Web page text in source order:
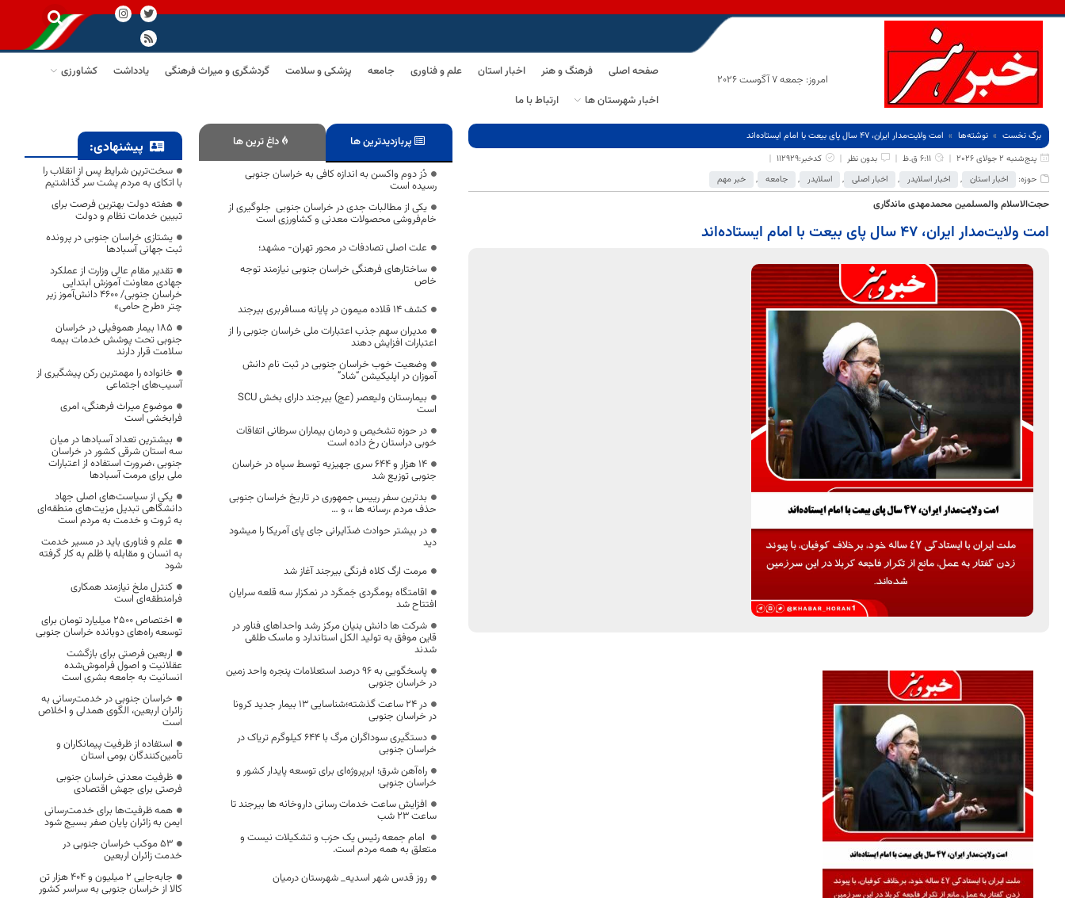
امروز: جمعه 7 آگوست 2026
صفحه اصلی فرهنگ و هنر اخبار استان علم و فناوری جامعه پزشکی و سلامت گردشگری و میراث فرهنگی یادداشت
کشاورزی
اخبار شهرستان ها
ارتباط با ما
برگ نخست نوشته‌ها
امت ولایت‌مدار ایران، 47 سال پای بیعت با امام ایستاده‌اند
پنج‌شنبه 2 جولای 2026
6:11 ق.ظ بدون نظر
کدخبر:112929
حوزه:
اخبار استان , اخبار اسلایدر , اخبار اصلی , اسلایدر , جامعه , خبر مهم
حجت‌الاسلام والمسلمین محمدمهدی ماندگاری
امت ولایت‌مدار ایران، 47 سال پای بیعت با امام ایستاده‌اند
پربازدیدترین ها داغ ترین ها
دُز دوم واکسن به اندازه‌ کافی به خراسان جنوبی
رسیده است
یکی از مطالبات جدی در خراسان جنوبی جلوگیری از
خام‌فروشی محصولات معدنی و کشاورزی است
علت اصلی تصادفات در محور تهران- مشهد؛
ساختارهای فرهنگی خراسان جنوبی نیازمند توجه
خاص
کشف ۱۴ قلاده میمون در پایانه مسافربری بیرجند
مدیران سهم جذب اعتبارات ملی خراسان جنوبی را از
اعتبارات افزایش دهند
وضعیت خوب خراسان جنوبی در ثبت نام دانش
آموزان در اپلیکیشن “شاد”
بیمارستان ولیعصر (عج) بیرجند دارای بخش SCU
است
در حوزه تشخیص و درمان بیماران سرطانی اتفاقات
خوبی دراستان رخ داده است
۱۴ هزار و ۶۴۴ سری جهیزیه توسط سپاه در خراسان
جنوبی توزیع شد
بدترین سفر رییس جمهوری در تاریخ خراسان جنوبی
حذف مردم ،رسانه ها ،، و …
در بیشتر حوادث ضدّایرانی جای پای آمریکا را میشود
دید
مرمت ارگ کلاه‌ فرنگی بیرجند آغاز شد
اقامتگاه بومگردی جَمکَرد در نمکزار سه قلعه سرایان
افتتاح شد
شرکت ها دانش بنیان مرکز رشد واحداهای فناور در
قاین موفق به تولید الکل استاندارد و ماسک طلقی
شدند
پاسخگویی به ۹۶ درصد استعلامات پنجره واحد زمین
در خراسان جنوبی
در 24 ساعت گذشته؛شناسایی 13 بیمار جدید کرونا
در خراسان جنوبی
دستگیری سوداگران مرگ با ۶۴۴ کیلوگرم تریاک در
خراسان جنوبی
راه‌آهن شرق؛ ابرپروژه‌ای برای توسعه پایدار کشور و
خراسان جنوبی
افزایش ساعت خدمات رسانی داروخانه ها بیرجند تا
ساعت ۲۳ شب
امام جمعه رئیس یک حزب و تشکیلات نیست و
متعلق به همه مردم است.
روز قدس شهر اسدیه_ شهرستان درمیان
پیشنهادی:
سخت‌ترین شرایط پس از انقلاب را
با اتکای به مردم پشت سر گذاشتیم
هفته دولت بهترین فرصت برای
تبیین خدمات نظام و دولت
یشتازی خراسان جنوبی در پرونده
ثبت جهانی آسبادها
تقدیر مقام عالی وزارت از عملکرد
جهادی معاونت آموزش ابتدایی
خراسان جنوبی/ ۴۶۰۰ دانش‌آموز زیر
چتر «طرح حامی»
۱۸۵ بیمار هموفیلی در خراسان
جنوبی تحت پوشش خدمات بیمه
سلامت قرار دارند
خانواده را مهمترین رکن پیشگیری از
آسیب‌های اجتماعی
موضوع میراث فرهنگی، امری
فرابخشی است
بیشترین تعداد آسبادها در میان
سه استان شرقی کشور در خراسان
جنوبی ،ضرورت استفاده از اعتبارات
ملی برای مرمت آسبادها
یکی از سیاست‌های اصلی جهاد
دانشگاهی تبدیل مزیت‌های منطقه‌ای
به ثروت و خدمت به مردم است
علم و فناوری باید در مسیر خدمت
به انسان و مقابله با ظلم به کار گرفته
شود
کنترل ملخ نیازمند همکاری
فرامنطقه‌ای است
اختصاص 2500 میلیارد تومان برای
توسعه راه‌های دوبانده خراسان جنوبی
اربعین فرصتی برای بازگشت
عقلانیت و اصول فراموش‌شده
انسانیت به جامعه بشری است
خراسان جنوبی در خدمت‌رسانی به
زائران اربعین، الگوی همدلی و اخلاص
است
استفاده از ظرفیت پیمانکاران و
تأمین‌کنندگان بومی استان
ظرفیت معدنی خراسان جنوبی
فرصتی برای جهش اقتصادی
همه ظرفیت‌ها برای خدمت‌رسانی
ایمن به زائران پایان صفر بسیج شود
53 موکب خراسان جنوبی در
خدمت زائران اربعین
جابه‌جایی 2 میلیون و 404 هزار تن
کالا از خراسان جنوبی به سراسر کشور